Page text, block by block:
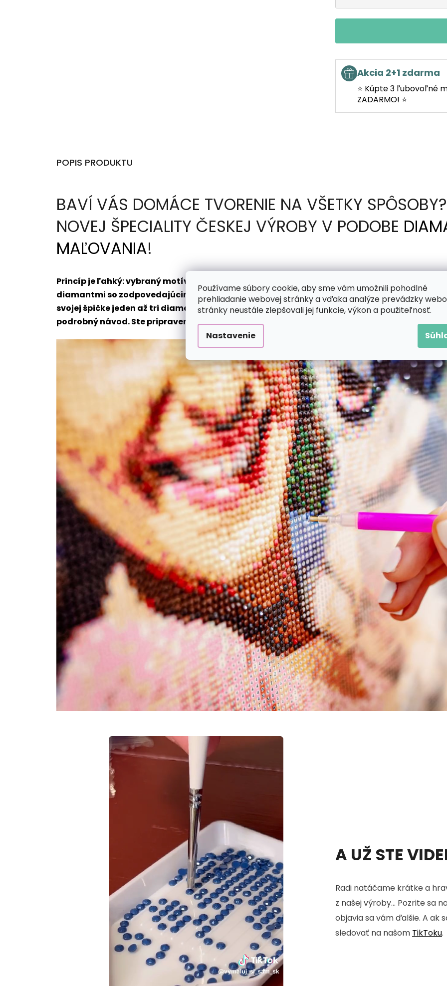
Používame súbory cookie, aby sme vám umožnili pohodlné
prehliadanie webovej stránky a vďaka analýze prevádzky
stránky neustále zlepšovali jej funkcie, výkon a použiteľnosť.
Nastavenie
Akcia 2+1 zdarma
⭐ Kúpte 3 ľubovoľné
ZADARMO! ⭐
POPIS PRODUKTU
BAVÍ VÁS DOMÁCE TVORENIE NA VŠETKY
NOVEJ ŠPECIALITY ČESKEJ VÝROBY V PODOBE
MAĽOVANIA!
Princíp je ľahký: vybraný motív dostanete predtlačený na lepkavom plátne a vašou
diamantmi so zodpovedajúcim označením. Pri tom vám pomôže diamantovacie pero,
svojej špičke jeden až tri diamanty naraz. V súprave dostanete tiež mištičku na
podrobný návod. Ste pripravení vrhnúť sa do ligotavého sveta zábavy?
A UŽ STE
Radi natáčame krátke a
z našej výroby... Pozrite sa
objavia sa vám ďalšie. A ak
sledovať na našom TikToku.